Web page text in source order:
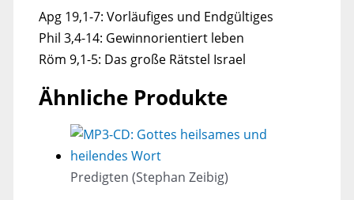
Apg 19,1-7: Vorläufiges und Endgültiges
Phil 3,4-14: Gewinnorientiert leben
Röm 9,1-5: Das große Rätstel Israel
Ähnliche Produkte
Predigten (Stephan Zeibig)